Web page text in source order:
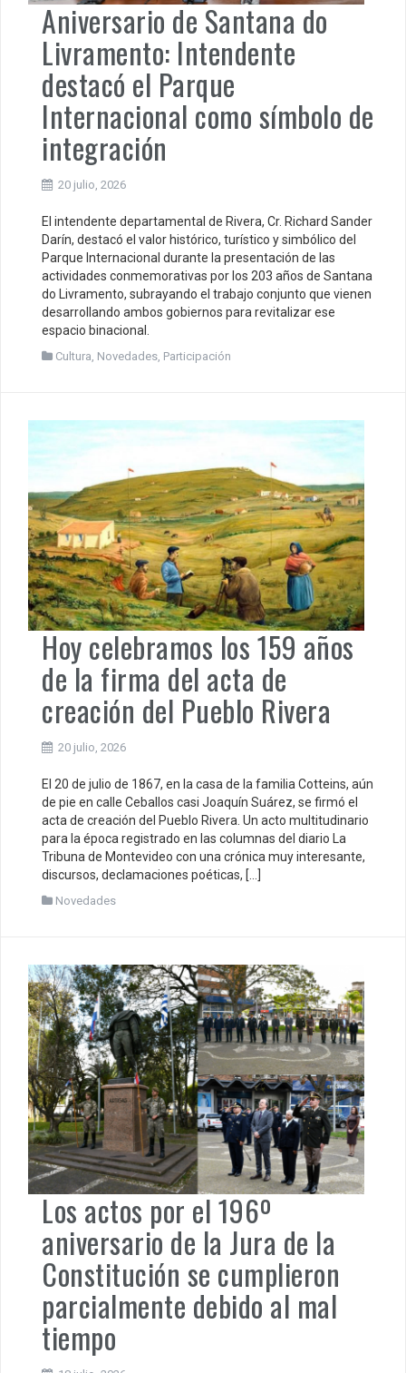
Aniversario de Santana do
Livramento: Intendente
destacó el Parque
Internacional como símbolo de
integración
20 julio, 2026
El intendente departamental de Rivera, Cr. Richard Sander
Darín, destacó el valor histórico, turístico y simbólico del
Parque Internacional durante la presentación de las
actividades conmemorativas por los 203 años de Santana
do Livramento, subrayando el trabajo conjunto que vienen
desarrollando ambos gobiernos para revitalizar ese
espacio binacional.
Cultura Novedades Participación
Hoy celebramos los 159 años
de la firma del acta de
creación del Pueblo Rivera
20 julio, 2026
El 20 de julio de 1867, en la casa de la familia Cotteins, aún
de pie en calle Ceballos casi Joaquín Suárez, se firmó el
acta de creación del Pueblo Rivera. Un acto multitudinario
para la época registrado en las columnas del diario La
Tribuna de Montevideo con una crónica muy interesante,
discursos, declamaciones poéticas, […]
Novedades
Los actos por el 196º
aniversario de la Jura de la
Constitución se cumplieron
parcialmente debido al mal
tiempo